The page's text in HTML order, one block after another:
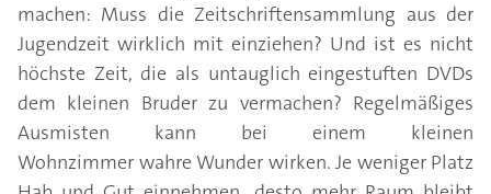
machen: Muss die Zeitschriftensammlung aus der
Jugendzeit wirklich mit einziehen? Und ist es nicht
höchste Zeit, die als untauglich eingestuften DVDs
dem kleinen Bruder zu vermachen? Regelmäßiges
Ausmisten kann bei einem kleinen
Wohnzimmer wahre Wunder wirken. Je weniger Platz